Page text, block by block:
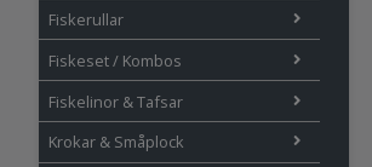
Fiskerullar
Fiskeset / Kombos
Fiskelinor & Tafsar
Krokar & Småplock